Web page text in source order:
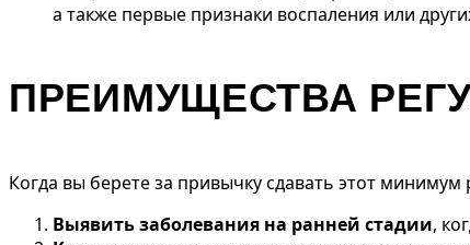
а также первые признаки воспаления или
ПРЕИМУЩЕСТВА
Когда вы берете за привычку сдавать этот
Выявить заболевания на ранней стадии,